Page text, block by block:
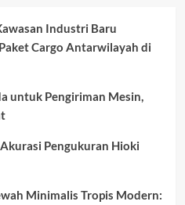
Industri Baru
Cargo Antarwilayah di
untuk Pengiriman Mesin,
Pengukuran Hioki
Minimalis Tropis Modern: